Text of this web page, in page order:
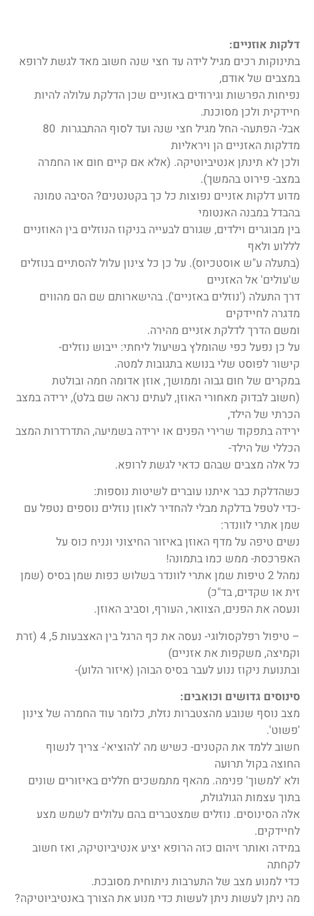
דלקות אוזניים:
בתינוקות רכים מגיל לידה עד חצי שנה חשוב מאד לגשת לרופא
במצבים של אודם,
נפיחות הפרשות וגירודים באזניים שכן הדלקת עלולה להיות
חיידקית ולכן מסוכנת.
אבל- הפתעה- החל מגיל חצי שנה ועד לסוף ההתבגרות 80
מדלקות האזניים הן ויראליות
ולכן לא תינתן אנטיביוטיקה. (אלא אם קיים חום או החמרה
במצב- פירוט בהמשך).
מדוע דלקות אזניים נפוצות כל כך בקטנטנים? הסיבה טמונה
בהבדל במבנה האנטומי
בין מבוגרים וילדים, שגורם לבעייה בניקוז הנוזלים בין האוזניים
לללוע ולאף
(בתעלה ע"ש אוסטכיוס). על כן כל צינון עלול להסתיים בנוזלים
ש'עולים' אל האזניים
דרך התעלה ('נוזלים באזניים'). בהישארותם שם הם מהווים
מדגרה לחיידקים
ומשם הדרך לדלקת אזניים מהירה.
על כן נפעל כפי שהומלץ בשיעול ליחתי: ייבוש נוזלים-
קישור לפוסט שלי בנושא בתגובות למטה.
במקרים של חום גבוה וממושך, אוזן אדומה חמה ובולטת
(חשוב לבדוק מאחורי האוזן, לעתים נראה שם בלט), ירידה במצב
הכרתי של הילד,
ירידה בתפקוד שרירי הפנים או ירידה בשמיעה, התדרדרות המצב
הכללי של הילד-
כל אלה מצבים שבהם כדאי לגשת לרופא.
כשהדלקת כבר איתנו עוברים לשיטות נוספות:
-כדי לטפל בדלקת מבלי להחדיר לאוזן נוזלים נוספים נטפל עם
שמן אתרי לוונדר:
נשים טיפה על מדף האוזן באיזור החיצוני ונניח כוס על
האפרכסת- ממש כמו בתמונה!
נמהל 2 טיפות שמן אתרי לוונדר בשלוש כפות שמן בסיס (שמן
זית או שקדים, בד"כ)
ונעסה את הפנים, הצוואר, העורף, וסביב האוזן.
– טיפול רפלקסולוגי- נעסה את כף הרגל בין האצבעות 5, 4 (זרת
וקמיצה, משקפות את אזניים)
ובתנועת ניקוז ננוע לעבר בסיס הבוהן (איזור הלוע)-
סינוסים גדושים וכואבים:
מצב נוסף שנובע מהצטברות נזלת, כלומר עוד החמרה של צינון
'פשוט'.
חשוב ללמד את הקטנים- כשיש מה 'להוציא'- צריך לנשוף
החוצה בקול תרועה
ולא 'למשוך' פנימה. מהאף מתמשכים חללים באיזורים שונים
בתוך עצמות הגולגולת,
אלה הסינוסים. נוזלים שמצטברים בהם עלולים לשמש מצע
לחיידקים.
במידה ואותר זיהום כזה הרופא יציע אנטיביוטיקה, ואז חשוב
לקחתה
כדי למנוע מצב של התערבות ניתוחית מסובכת.
מה ניתן לעשות ניתן לעשות כדי מנוע את הצורך באנטיביוטיקה?